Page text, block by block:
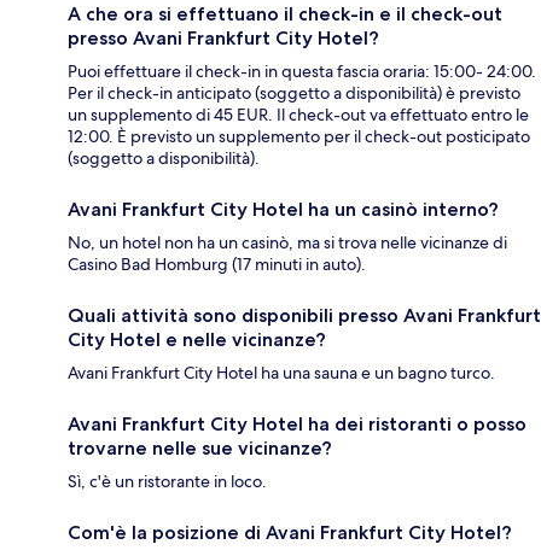
A che ora si effettuano il check-in e il check-out
presso Avani Frankfurt City Hotel?
Puoi effettuare il check-in in questa fascia oraria: 15:00- 24:00.
Per il check-in anticipato (soggetto a disponibilità) è previsto
un supplemento di 45 EUR. Il check-out va effettuato entro le
12:00. È previsto un supplemento per il check-out posticipato
(soggetto a disponibilità).
Avani Frankfurt City Hotel ha un casinò interno?
No, un hotel non ha un casinò, ma si trova nelle vicinanze di
Casino Bad Homburg (17 minuti in auto).
Quali attività sono disponibili presso Avani Frankfurt
City Hotel e nelle vicinanze?
Avani Frankfurt City Hotel ha una sauna e un bagno turco.
Avani Frankfurt City Hotel ha dei ristoranti o posso
trovarne nelle sue vicinanze?
Sì, c'è un ristorante in loco.
Com'è la posizione di Avani Frankfurt City Hotel?